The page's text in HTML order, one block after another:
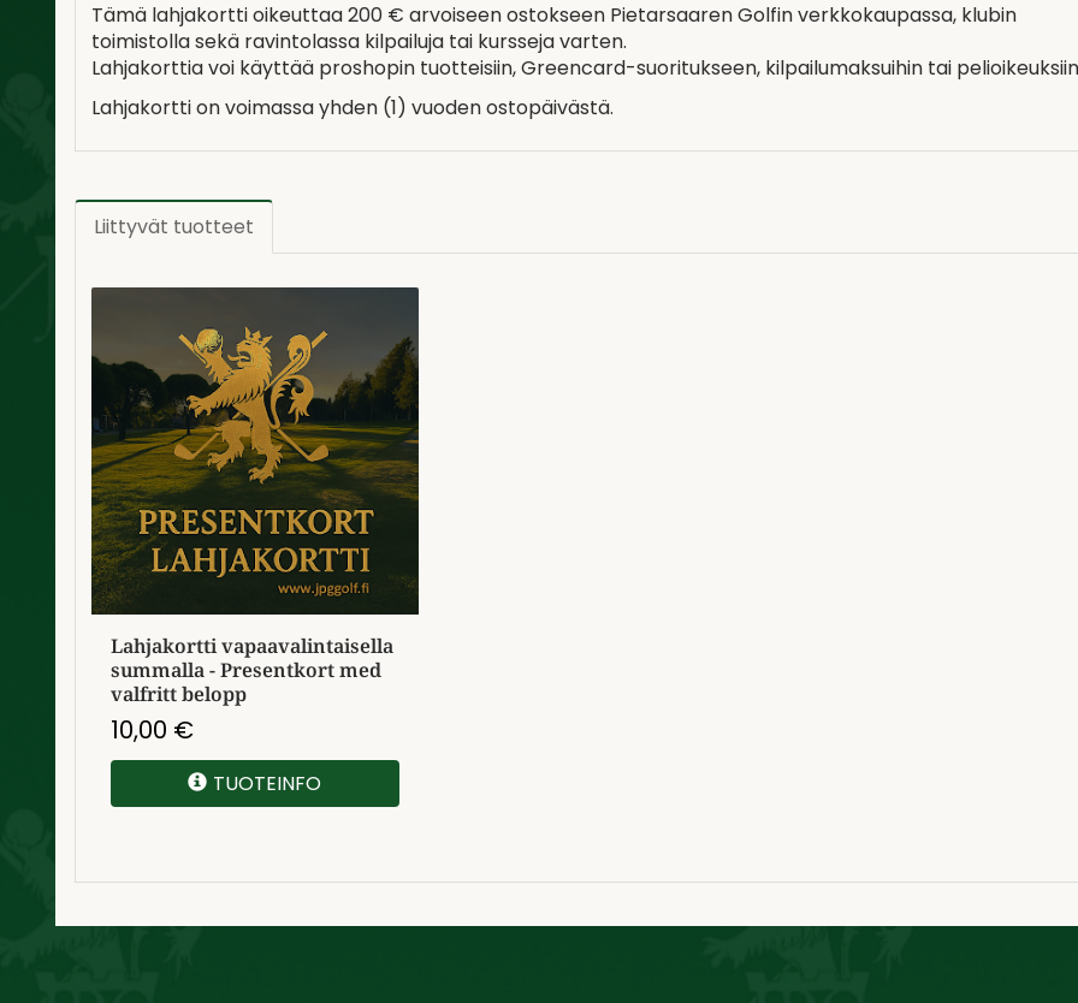
Tämä lahjakortti oikeuttaa 200 € arvoiseen ostokseen Pietarsaaren Golfin verkkokaupassa, klubin
toimistolla sekä ravintolassa kilpailuja tai kursseja varten.
Lahjakorttia voi käyttää proshopin tuotteisiin, Greencard-suoritukseen, kilpailumaksuihin tai
Lahjakortti on voimassa yhden (1) vuoden ostopäivästä.
Liittyvät tuotteet
Lahjakortti vapaavalintaisella
summalla - Presentkort med
valfritt belopp
10,00 €
TUOTEINFO